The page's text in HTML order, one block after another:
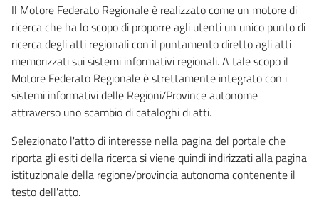
Il Motore Federato Regionale è realizzato come un motore di
ricerca che ha lo scopo di proporre agli utenti un unico punto di
ricerca degli atti regionali con il puntamento diretto agli atti
memorizzati sui sistemi informativi regionali. A tale scopo il
Motore Federato Regionale è strettamente integrato con i
sistemi informativi delle Regioni/Province autonome
attraverso uno scambio di cataloghi di atti.
Selezionato l'atto di interesse nella pagina del portale che
riporta gli esiti della ricerca si viene quindi indirizzati alla pagina
istituzionale della regione/provincia autonoma contenente il
testo dell'atto.